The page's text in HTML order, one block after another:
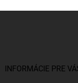
INFORMÁCIE PRE